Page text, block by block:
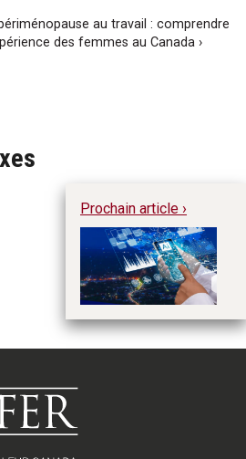
au travail : comprendre
des femmes au Canada ›
Prochain article ›